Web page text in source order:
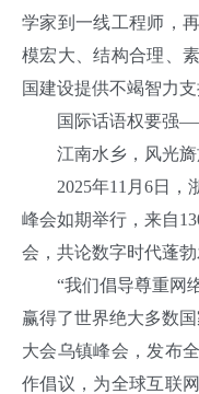
学家到一线工程师，
模宏大、结构合理、
国建设提供不竭智力支
国际话语权要强
江南水乡，风光旖
2025年11月6日
峰会如期举行，来自
会，共论数字时代蓬勃
“我们倡导尊重网
赢得了世界绝大多数
大会乌镇峰会，发布
作倡议，为全球互联